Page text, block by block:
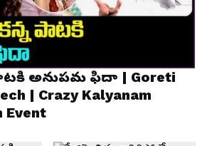
అనుపమ ఫిదా | Goreti
| Crazy Kalyanam
Event